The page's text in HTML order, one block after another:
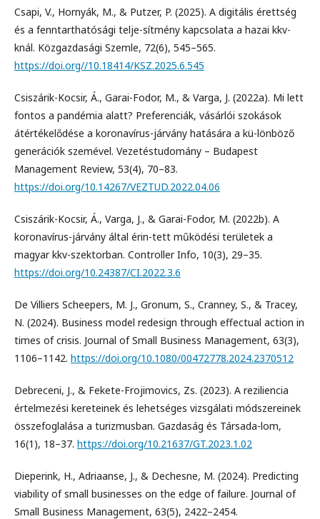
Csapi, V., Hornyák, M., & Putzer, P. (2025). A digitális érettség
és a fenntarthatósági telje-sítmény kapcsolata a hazai kkv-
knál. Közgazdasági Szemle, 72(6), 545–565.
https://doi.org//10.18414/KSZ.2025.6.545
Csiszárik-Kocsir, Á., Garai-Fodor, M., & Varga, J. (2022a). Mi lett
fontos a pandémia alatt? Preferenciák, vásárlói szokások
átértékelődése a koronavírus-járvány hatására a kü-lönböző
generációk szemével. Vezetéstudomány – Budapest
Management Review, 53(4), 70–83.
https://doi.org/10.14267/VEZTUD.2022.04.06
Csiszárik-Kocsir, Á., Varga, J., & Garai-Fodor, M. (2022b). A
koronavírus-járvány által érin-tett működési területek a
magyar kkv-szektorban. Controller Info, 10(3), 29–35.
https://doi.org/10.24387/CI.2022.3.6
De Villiers Scheepers, M. J., Gronum, S., Cranney, S., & Tracey,
N. (2024). Business model redesign through effectual action in
times of crisis. Journal of Small Business Management, 63(3),
1106–1142. https://doi.org/10.1080/00472778.2024.2370512
Debreceni, J., & Fekete-Frojimovics, Zs. (2023). A reziliencia
értelmezési kereteinek és lehetséges vizsgálati módszereinek
összefoglalása a turizmusban. Gazdaság és Társada-lom,
16(1), 18–37. https://doi.org/10.21637/GT.2023.1.02
Dieperink, H., Adriaanse, J., & Dechesne, M. (2024). Predicting
viability of small businesses on the edge of failure. Journal of
Small Business Management, 63(5), 2422–2454.